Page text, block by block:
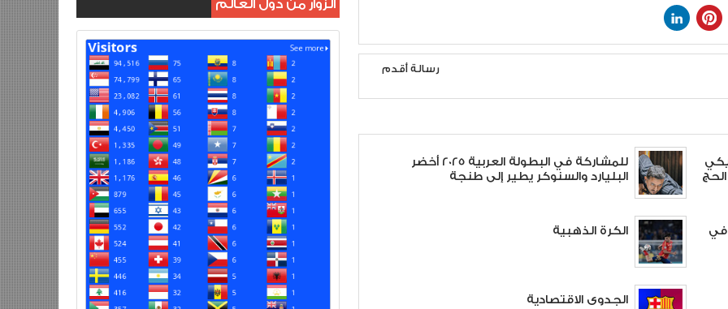
رسالة أقدم
بلجيكي
للمشاركة في البطولة العربية 2025 أخضر
البليارد والسنوكر يطير إلى طنجة
في
الكرة الذهبية
الجدوى الاقتصادية